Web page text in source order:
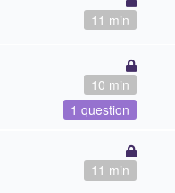
11 min
1 question
10 min
11 min